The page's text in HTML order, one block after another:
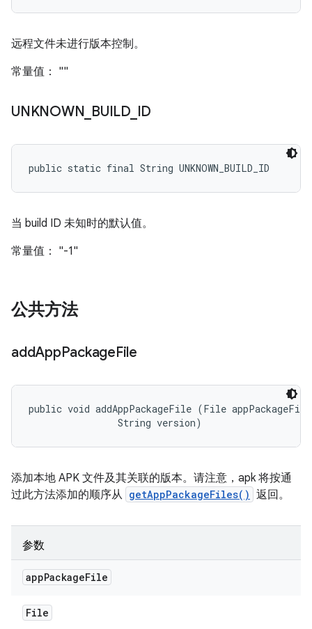
远程文件未进行版本控制。
常量值： ""
UNKNOWN BUILD_ ID
public static final String UNKNOWN_BUILD_ID
当 build ID 未知时的默认值。
常量值： "-1"
公共方法
addAppPackageFile
public void addAppPackageFile (File
                String version)
添加本地 APK 文件及其关联的版本。请注意，apk 将按通
过此方法添加的顺序从 getAppPackageFiles() 返回。
参数
appPackageFile
File